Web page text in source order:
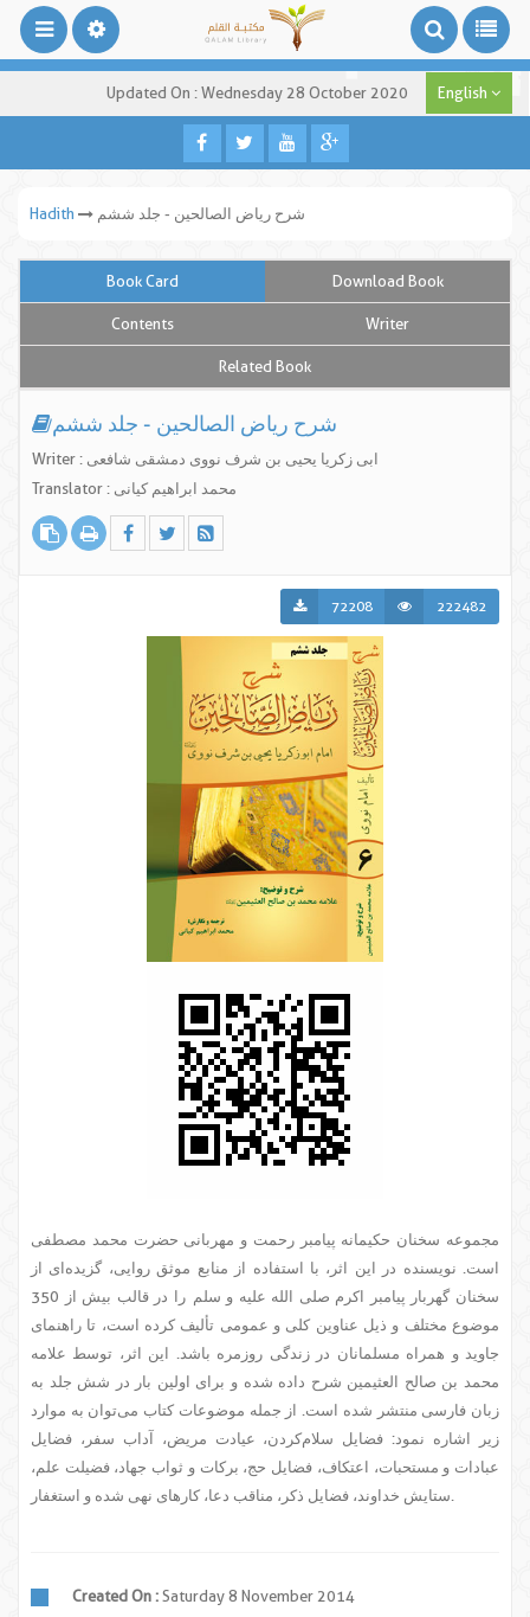
Updated On : Wednesday 28 October 2020 English
Hadith شرح ریاض الصالحین - جلد ششم
Book Card Download Book
Contents Writer
Related Book
شرح ریاض الصالحین - جلد ششم
Writer : ابی زکریا یحیی بن شرف نووی دمشقی شافعی
Translator : محمد ابراهیم کیانی
72208 222482
مجموعه سخنان حکیمانه پیامبر رحمت و مهربانی حضرت محمد مصطفی
است. نویسنده در این اثر، با استفاده از منابع موثق روایی، گزیده‌ای از
سخنان گهربار پیامبر اکرم صلی الله علیه و سلم را در قالب بیش از 350
موضوع مختلف و ذیل عناوین کلی و عمومی تألیف کرده است، تا راهنمای
جاوید و همراه مسلمانان در زندگی روزمره باشد. این اثر، توسط علامه
محمد بن صالح العثیمین شرح داده شده و برای اولین بار در شش جلد به
زبان فارسی منتشر شده است. از جمله موضوعات کتاب می‌توان به موارد
زیر اشاره نمود: فضایل سلام‌کردن، عیادت مریض، آداب سفر، فضایل
عبادات و مستحبات، اعتکاف، فضایل حج، برکات و ثواب جهاد، فضیلت علم،
ستایش خداوند، فضایل ذکر، مناقب دعا، کارهای نهی شده و استغفار.
Created On : Saturday 8 November 2014